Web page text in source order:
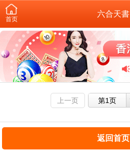
首页
六合天書
上一页 第1页
返回首页